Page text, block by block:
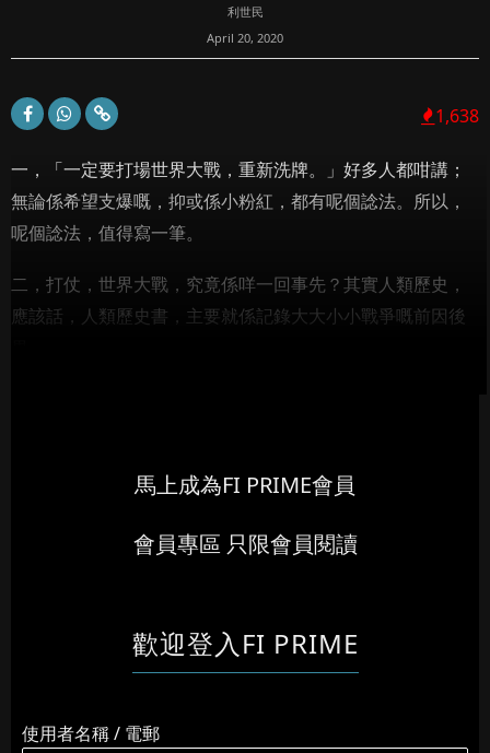
利世民
April 20, 2020
1,638
一，「一定要打場世界大戰，重新洗牌。」好多人都咁講；
無論係希望支爆嘅，抑或係小粉紅，都有呢個諗法。所以，
呢個諗法，值得寫一筆。
二，打仗，世界大戰，究竟係咩一回事先？其實人類歷史，
應該話，人類歷史書，主要就係記錄大大小小戰爭嘅前因後
馬上成為FI PRIME會員
會員專區 只限會員閱讀
歡迎登入FI PRIME
使用者名稱 / 電郵